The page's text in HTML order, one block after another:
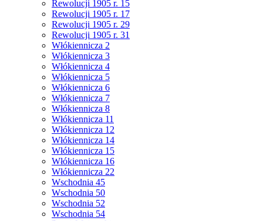
Rewolucji 1905 r. 15
Rewolucji 1905 r. 17
Rewolucji 1905 r. 29
Rewolucji 1905 r. 31
Włókiennicza 2
Włókiennicza 3
Włókiennicza 4
Włókiennicza 5
Włókiennicza 6
Włókiennicza 7
Włókiennicza 8
Włókiennicza 11
Włókiennicza 12
Włókiennicza 14
Włókiennicza 15
Włókiennicza 16
Włókiennicza 22
Wschodnia 45
Wschodnia 50
Wschodnia 52
Wschodnia 54